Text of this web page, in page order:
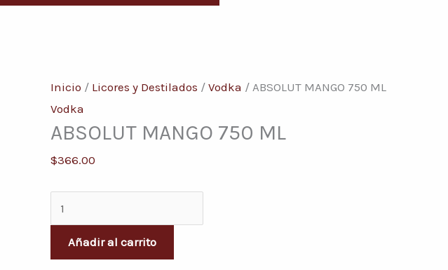
Inicio / Licores y Destilados / Vodka / ABSOLUT MANGO 750 ML
Vodka
ABSOLUT MANGO 750 ML
$366.00
MANGO
750
ML
Añadir al carrito